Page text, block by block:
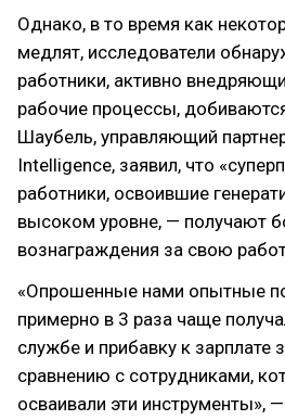
Однако, в то время как
медлят, исследователи
работники, активно
рабочие процессы,
Шаубель, управляющий
Intelligence, заявил, что
работники, освоившие
высоком уровне, — получают
вознаграждения за свою
«Опрошенные нами опытные
примерно в 3 раза чаще
службе и прибавку к зарплате
сравнению с сотрудниками,
осваивали эти инструменты»,